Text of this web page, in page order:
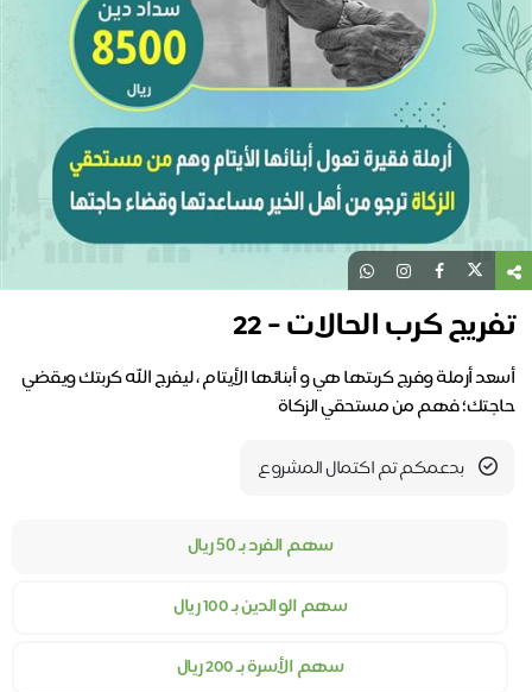
تفريج كرب الحالات - 22
أسعد أرملة وفرج كربتها هي و أبنائها الأيتام ، ليفرج الله كربتك ويقضي
حاجتك؛ فهم من مستحقي الزكاة
بدعمكم تم اكتمال المشروع
سهم الفرد بـ ٥٠ ريال
سهم الوالدين بـ 100 ريال
سهم الأسرة بـ 200 ريال